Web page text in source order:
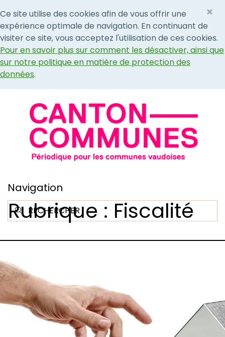
Ce site utilise des cookies afin de vous offrir une
expérience optimale de navigation. En continuant de
visiter ce site, vous acceptez l'utilisation de ces cookies.
Pour en savoir plus sur comment les désactiver, ainsi que
sur notre politique en matière de protection des
données.
×
Navigation
Rubrique : Fiscalité